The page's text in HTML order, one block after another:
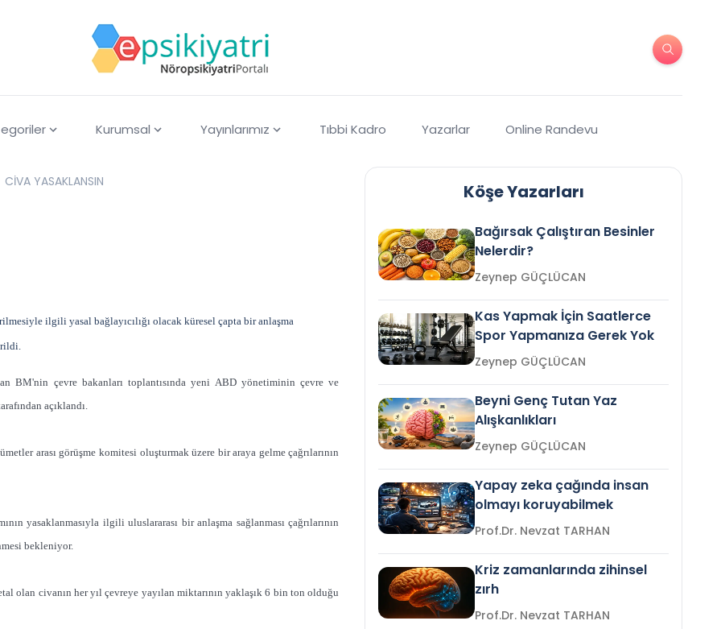
Kurumsal Yayınlarımız Tıbbi Kadro Yazarlar Online Randevu
CİVA YASAKLANSIN
ilgili yasal bağlayıcılığı olacak küresel çapta bir anlaşma
BM'nin çevre bakanları toplantısında yeni ABD yönetiminin çevre ve
açıklandı.
arası görüşme komitesi oluşturmak üzere bir araya gelme çağrılarının
yasaklanmasıyla ilgili uluslararası bir anlaşma sağlanması çağrılarının
bekleniyor.
olan civanın her yıl çevreye yayılan miktarının yaklaşık 6 bin ton olduğu
Köşe Yazarları
Bağırsak Çalıştıran Besinler
Nelerdir?
Zeynep GÜÇLÜCAN
Kas Yapmak İçin Saatlerce
Spor Yapmanıza Gerek Yok
Zeynep GÜÇLÜCAN
Beyni Genç Tutan Yaz
Alışkanlıkları
Zeynep GÜÇLÜCAN
Yapay zeka çağında insan
olmayı koruyabilmek
Prof.Dr. Nevzat TARHAN
Kriz zamanlarında zihinsel
zırh
Prof.Dr. Nevzat TARHAN